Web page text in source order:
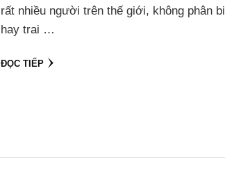
rất nhiều người trên thế giới, không phân
hay trai …
ĐỌC TIẾP